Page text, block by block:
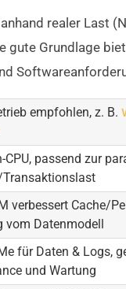
realer Last
gute Grundlage
empfohlen, z. B.
CPU, passend zur
verbessert Cache/
vom Datenmodell
für Daten & Logs,
und Wartung